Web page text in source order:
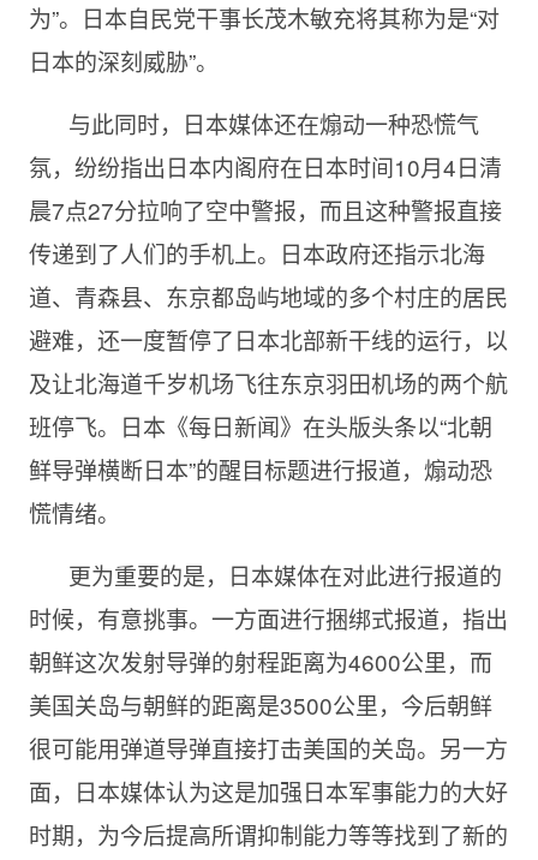
为”。日本自民党干事长茂木敏充将其称为是“对
日本的深刻威胁”。
与此同时，日本媒体还在煽动一种恐慌气
氛，纷纷指出日本内阁府在日本时间10月4日清
晨7点27分拉响了空中警报，而且这种警报直接
传递到了人们的手机上。日本政府还指示北海
道、青森县、东京都岛屿地域的多个村庄的居民
避难，还一度暂停了日本北部新干线的运行，以
及让北海道千岁机场飞往东京羽田机场的两个航
班停飞。日本《每日新闻》在头版头条以“北朝
鲜导弹横断日本”的醒目标题进行报道，煽动恐
慌情绪。
更为重要的是，日本媒体在对此进行报道的
时候，有意挑事。一方面进行捆绑式报道，指出
朝鲜这次发射导弹的射程距离为4600公里，而
美国关岛与朝鲜的距离是3500公里，今后朝鲜
很可能用弹道导弹直接打击美国的关岛。另一方
面，日本媒体认为这是加强日本军事能力的大好
时期，为今后提高所谓抑制能力等等找到了新的